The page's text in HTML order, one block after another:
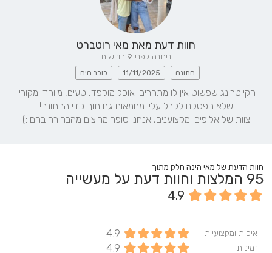
חוות דעת מאת מאי רוטברט
ניתנה לפני 9 חודשים
חתונה 11/11/2025 כוכב הים
צוות של אלופים ומקצוענים, אנחנו סופר מרוצים מהבחירה בהם :)
חוות הדעת של מאי הינה חלק מתוך
95 המלצות וחוות דעת על מעשייה
4.9
איכות ומקצועיות 4.9
זמינות 4.9